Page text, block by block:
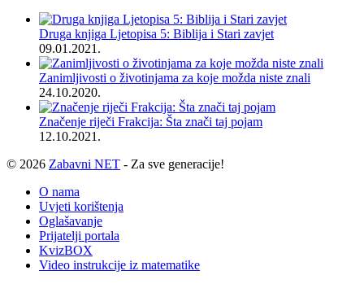
Druga knjiga Ljetopisa 5: Biblija i Stari zavjet
09.01.2021.
Zanimljivosti o životinjama za koje možda niste znali
24.10.2020.
Značenje riječi Frakcija: Šta znači taj pojam
12.10.2021.
© 2026 Zabavni NET - Za sve generacije!
O nama
Uvjeti korištenja
Oglašavanje
Prijatelji portala
KvizBOX
Video instrukcije iz matematike